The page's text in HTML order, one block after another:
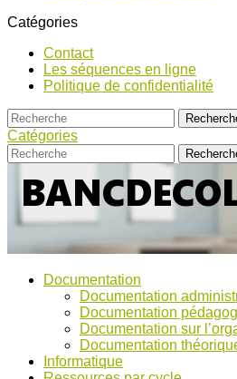
Catégories
Contact
Les séquences en ligne
Politique de confidentialité
Catégories
Bancs
d’Ecole
pour
discussions
Documentation
Documentation
Documentation
Documentation sur
Documentation
Informatique